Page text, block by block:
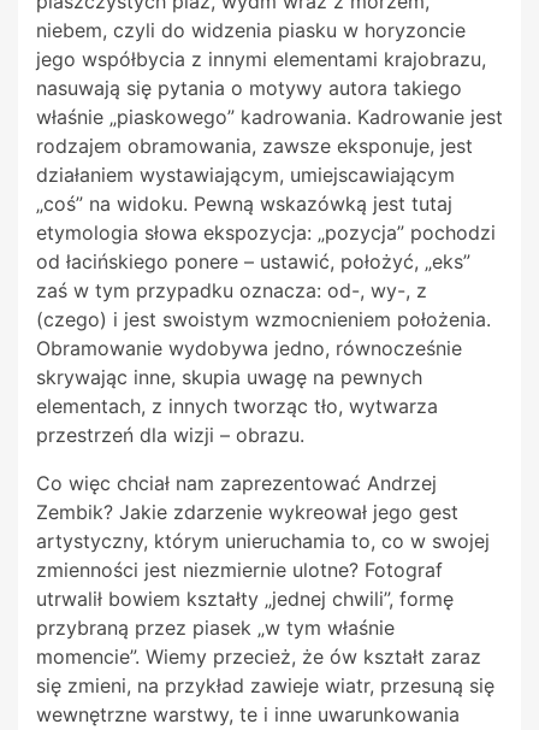
niebem, czyli do widzenia piasku w horyzoncie
jego współbycia z innymi elementami krajobrazu,
nasuwają się pytania o motywy autora takiego
właśnie „piaskowego” kadrowania. Kadrowanie jest
rodzajem obramowania, zawsze eksponuje, jest
działaniem wystawiającym, umiejscawiającym
„coś” na widoku. Pewną wskazówką jest tutaj
etymologia słowa ekspozycja: „pozycja” pochodzi
od łacińskiego ponere – ustawić, położyć, „eks”
zaś w tym przypadku oznacza: od-, wy-, z
(czego) i jest swoistym wzmocnieniem położenia.
Obramowanie wydobywa jedno, równocześnie
skrywając inne, skupia uwagę na pewnych
elementach, z innych tworząc tło, wytwarza
przestrzeń dla wizji – obrazu.
Co więc chciał nam zaprezentować Andrzej
Zembik? Jakie zdarzenie wykreował jego gest
artystyczny, którym unieruchamia to, co w swojej
zmienności jest niezmiernie ulotne? Fotograf
utrwalił bowiem kształty „jednej chwili”, formę
przybraną przez piasek „w tym właśnie
momencie”. Wiemy przecież, że ów kształt zaraz
się zmieni, na przykład zawieje wiatr, przesuną się
wewnętrzne warstwy, te i inne uwarunkowania